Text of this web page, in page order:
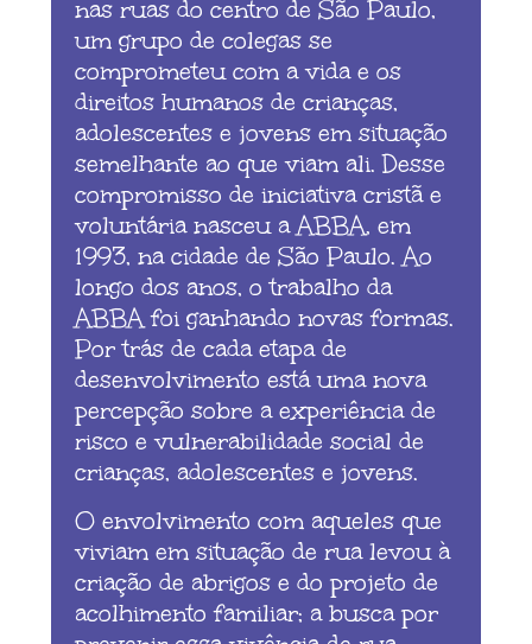
nas ruas do centro de São Paulo,
um grupo de colegas se
comprometeu com a vida e os
direitos humanos de crianças,
adolescentes e jovens em situação
semelhante ao que viam ali. Desse
compromisso de iniciativa cristã e
voluntária nasceu a ABBA, em
1993, na cidade de São Paulo. Ao
longo dos anos, o trabalho da
ABBA foi ganhando novas formas.
Por trás de cada etapa de
desenvolvimento está uma nova
percepção sobre a experiência de
risco e vulnerabilidade social de
crianças, adolescentes e jovens.
O envolvimento com aqueles que
viviam em situação de rua levou à
criação de abrigos e do projeto de
acolhimento familiar; a busca por